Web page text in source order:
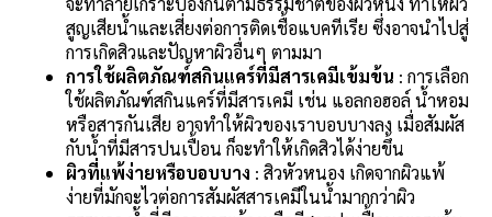
สูญเสียน้ำและเสี่ยงต่อการติดเชื้อแบคทีเรีย ซึ่งอาจนำไปสู่
การเกิดสิวและปัญหาผิวอื่นๆ ตามมา
การใช้ผลิตภัณฑ์สกินแคร์ที่มีสารเคมีเข้มข้น : การเลือก
ใช้ผลิตภัณฑ์สกินแคร์ที่มีสารเคมี เช่น แอลกอฮอล์ น้ำหอม
หรือสารกันเสีย อาจทำให้ผิวของเราบอบบางลง เมื่อสัมผัส
กับน้ำที่มีสารปนเปื้อน ก็จะทำให้เกิดสิวได้ง่ายขึ้น
ผิวที่แพ้ง่ายหรือบอบบาง : สิวหัวหนอง เกิดจากผิวแพ้
ง่ายที่มักจะไวต่อการสัมผัสสารเคมีในน้ำมากกว่าผิว